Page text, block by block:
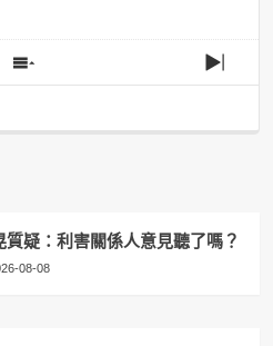
Show
Next
疑：利害關係人意見聽了嗎？
08-08